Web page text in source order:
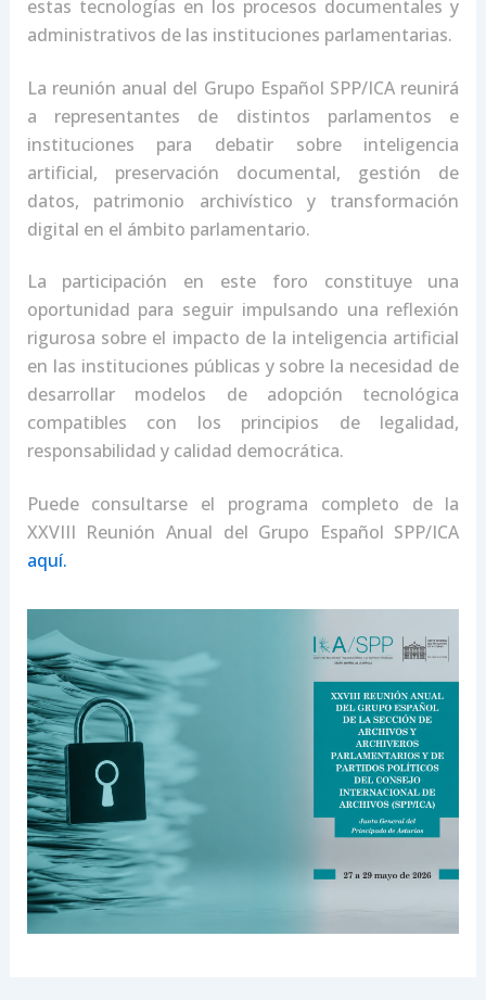
estas tecnologías en los procesos documentales y
administrativos de las instituciones parlamentarias.
La reunión anual del Grupo Español SPP/ICA reunirá
a representantes de distintos parlamentos e
instituciones para debatir sobre inteligencia
artificial, preservación documental, gestión de
datos, patrimonio archivístico y transformación
digital en el ámbito parlamentario.
La participación en este foro constituye una
oportunidad para seguir impulsando una reflexión
rigurosa sobre el impacto de la inteligencia artificial
en las instituciones públicas y sobre la necesidad de
desarrollar modelos de adopción tecnológica
compatibles con los principios de legalidad,
responsabilidad y calidad democrática.
Puede consultarse el programa completo de la
XXVIII Reunión Anual del Grupo Español SPP/ICA
aquí.